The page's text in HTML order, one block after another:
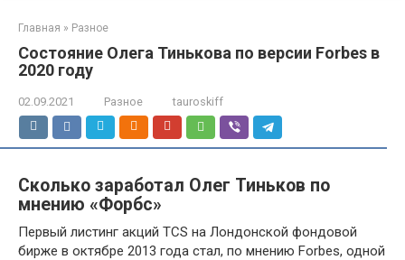
Главная » Разное
Состояние Олега Тинькова по версии Forbes в
2020 году
02.09.2021 Разное tauroskiff
Сколько заработал Олег Тиньков по
мнению «Форбс»
Первый листинг акций TCS на Лондонской фондовой
бирже в октябре 2013 года стал, по мнению Forbes, одной